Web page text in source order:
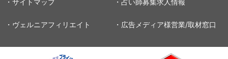
・ヴェルニアフィリエイト ・広告メディア様営業/取材窓口